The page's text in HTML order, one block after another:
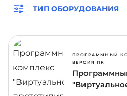
ТИП ОБОРУДОВАНИЯ
ПРОГРАММНЫЙ
ВЕРСИЯ ПК